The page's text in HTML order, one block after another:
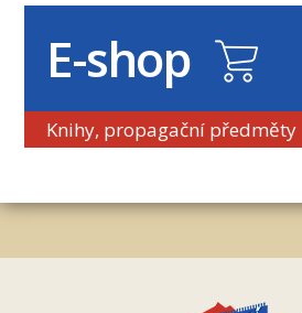
E-shop
Knihy, propagační předměty